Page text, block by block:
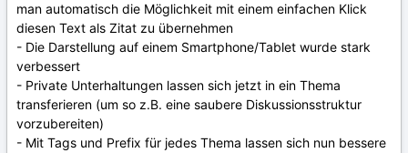
man automatisch die Möglichkeit mit einem einfachen Klick
diesen Text als Zitat zu übernehmen
- Die Darstellung auf einem Smartphone/Tablet wurde stark
verbessert
- Private Unterhaltungen lassen sich jetzt in ein Thema
transferieren (um so z.B. eine saubere Diskussionsstruktur
vorzubereiten)
- Mit Tags und Prefix für jedes Thema lassen sich nun bessere